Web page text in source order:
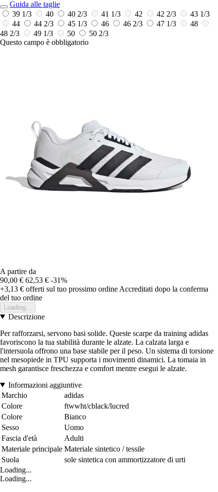
Guida alle taglie
39 1/3
40 40 2/3 41 1/3 42 42 2/3
43 1/3
44
44 2/3 45 1/3 46 46 2/3 47 1/3
48
48 2/3
49 1/3 50
50 2/3
Questo campo è obbligatorio
A partire da
90,00 € 62,53 € -31%
+3,13 € offerti sul tuo prossimo ordine Accreditati dopo la conferma
del tuo ordine
Loading...
Descrizione
Per rafforzarsi, servono basi solide. Queste scarpe da training adidas
favoriscono la tua stabilità durante le alzate. La calzata larga e
l'intersuola offrono una base stabile per il peso. Un sistema di torsione
nel mesopiede in TPU supporta i movimenti dinamici. La tomaia in
mesh garantisce freschezza e comfort mentre esegui le alzate.
Informazioni aggiuntive
Marchio
adidas
Colore
ftwwht/cblack/lucred
Colore
Bianco
Sesso
Uomo
Fascia d'età
Adulti
Materiale principale Materiale sintetico / tessile
Suola
sole sintetica con ammortizzatore di urti
Loading...
Loading...